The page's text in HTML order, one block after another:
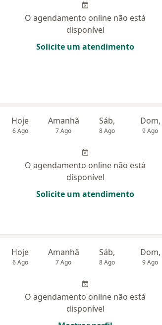
O agendamento online não está
disponível
Solicite um atendimento
Hoje
6 Ago
Amanhã
7 Ago
Sáb,
8 Ago
Dom,
9 Ago
O agendamento online não está
disponível
Solicite um atendimento
Hoje
6 Ago
Amanhã
7 Ago
Sáb,
8 Ago
Dom,
9 Ago
O agendamento online não está
disponível